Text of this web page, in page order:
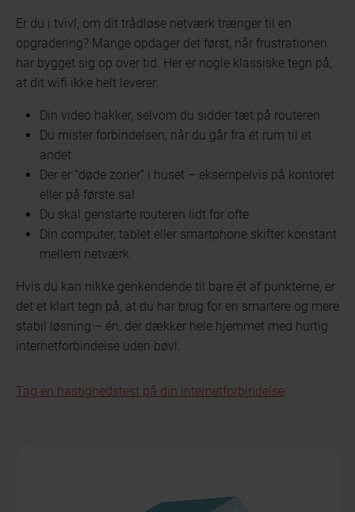
Er du i tvivl, om dit trådløse netværk trænger til en
opgradering? Mange opdager det først, når frustrationen
har bygget sig op over tid. Her er nogle klassiske tegn på,
at dit wifi ikke helt leverer:
Din video hakker, selvom du sidder tæt på routeren
Du mister forbindelsen, når du går fra ét rum til et
andet
Der er “døde zoner” i huset – eksempelvis på kontoret
eller på første sal
Du skal genstarte routeren lidt for ofte
Din computer, tablet eller smartphone skifter konstant
mellem netværk
Hvis du kan nikke genkendende til bare ét af punkterne, er
det et klart tegn på, at du har brug for en smartere og mere
stabil løsning – én, der dækker hele hjemmet med hurtig
internetforbindelse uden bøvl.
Tag en hastighedstest på din internetforbindelse